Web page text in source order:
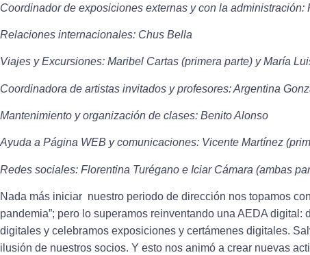
Coordinador de exposiciones externas y con la administración:
Relaciones internacionales: Chus Bella
Viajes y Excursiones: Maribel Cartas (primera parte) y María
Coordinadora de artistas invitados y profesores: Argentina
Mantenimiento y organización de clases: Benito Alonso
Ayuda a Página WEB y comunicaciones: Vicente Martínez
Redes sociales: Florentina Turégano e Iciar Cámara (ambas
Nada más iniciar nuestro periodo de dirección nos topamos
pandemia”; pero lo superamos reinventando una AEDA digital:
digitales y celebramos exposiciones y certámenes digitales.
ilusión de nuestros socios. Y esto nos animó a crear nuevas